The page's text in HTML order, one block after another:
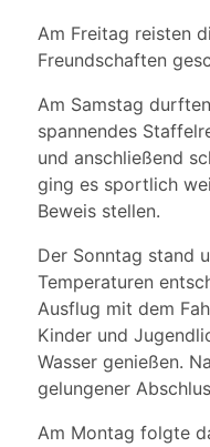
Am Freitag reisten
Freundschaften
Am Samstag
spannendes
und anschließend
ging es sportlich
Beweis stellen.
Der Sonntag stand
Temperaturen
Ausflug mit dem
Kinder und
Wasser genießen.
gelungener
Am Montag folgte